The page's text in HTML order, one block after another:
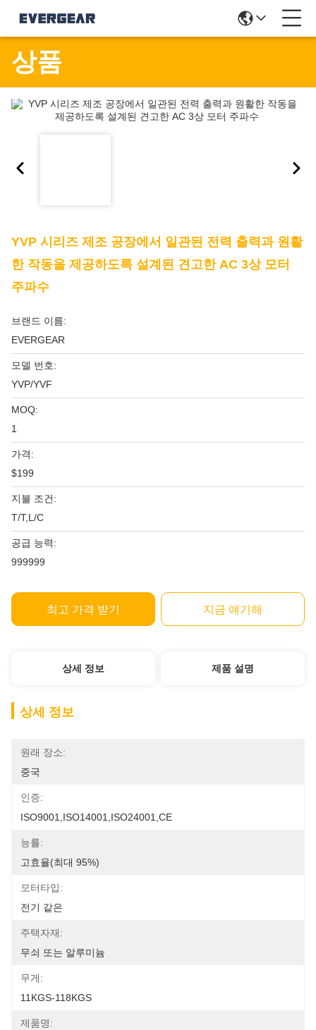
상품
YVP 시리즈 제조 공장에서 일관된 전력 출력과 원활
한 작동을 제공하도록 설계된 견고한 AC 3상 모터
주파수
브랜드 이름:
EVERGEAR
모델 번호:
YVP/YVF
MOQ:
1
가격:
$199
지불 조건:
T/T,L/C
공급 능력:
999999
최고 가격 받기 지금 얘기해
상세 정보 제품 설명
상세 정보
원래 장소:
중국
인증:
ISO9001,ISO14001,ISO24001,CE
능률:
고효율(최대 95%)
모터타입:
전기 같은
주택자재:
무쇠 또는 알루미늄
무게:
11KGS-118KGS
제품명: